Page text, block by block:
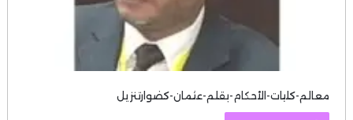
معالم-كليات-الأحكام-بقلم-عثمان-كضوارتنزيل